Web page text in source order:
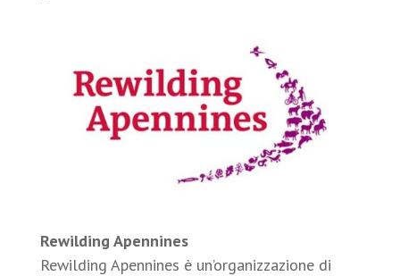
Rewilding Apennines
Rewilding Apennines è un’organizzazione di